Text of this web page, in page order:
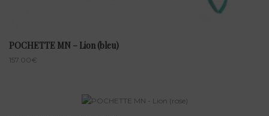
POCHETTE MN – Lion (bleu)
157.00€